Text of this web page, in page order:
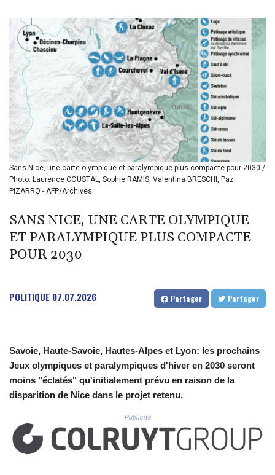
BMD 1.154361
BND 1.477992
BOB 13.999007
BRL 5.913559
BSD 1.152658
BTN 109.581813
BWP 15.630737
BYN 3.409105
BYR 22625.480557
BZD 2.318242
CAD 1.617168
CDF 2610.011457
CHF 0.933353
CNY 7.79265
CNH 7.791546
CUP 30.590573
CVE 110.139177
DKK 7.475355
DOP 67.221459
DZD 153.497698
EGP 57.432011
ERN 17.315419
ETB 186.038334
FJD 2.553967
FKP 0.857481
GBP 0.857373
Sans Nice, une carte olympique et paralympique plus compacte pour 2030 /
Photo: Laurence COUSTAL, Sophie RAMIS, Valentina BRESCHI, Paz
PIZARRO - AFP/Archives
SANS NICE, UNE CARTE OLYMPIQUE
ET PARALYMPIQUE PLUS COMPACTE
POUR 2030
POLITIQUE 07.07.2026 Partager Partager
Savoie, Haute-Savoie, Hautes-Alpes et Lyon: les prochains
Jeux olympiques et paralympiques d'hiver en 2030 seront
moins "éclatés" qu'initialement prévu en raison de la
disparition de Nice dans le projet retenu.
Publicité